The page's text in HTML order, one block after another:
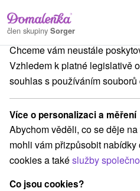
člen skupiny Sorger
Apartmány Západné
Apartmány
Kategorie
Všechny kategorie
Hotely na
Apartmány(10) Chaty na
Penzióny (14) Priváty
Na vašem soukromí nám záleží
Chceme vám neustále
Vzhledem k platné legislativě
souhlas s používáním souborů
Více o personalizaci a měření
Abychom věděli, co se děje
mohli vám přizpůsobit
cookies a takéslužby
Co jsou cookies?